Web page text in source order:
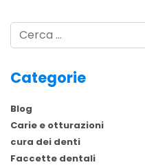
Cerca
Categorie
Blog
Carie e otturazioni
cura dei denti
Faccette dentali